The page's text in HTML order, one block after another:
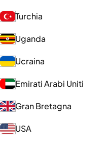
Turchia
Uganda
Ucraina
Emirati Arabi Uniti
Gran Bretagna
USA